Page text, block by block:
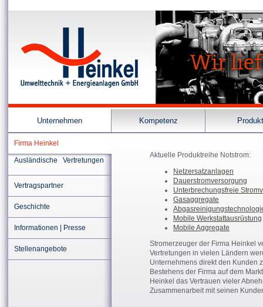
Unternehmen Kompetenz
Firma Heinkel
Ausländische Vertretungen
Vertragspartner
Geschichte
Informationen | Presse
Stellenangebote
Aktuelle Produktreihe Notstrom:
Netzersatzanlagen
Dauerstromversorgung
Unterbrechungsfreie
Gasaggregate
Mobile Werkstattausrüstung
Mobile Aggregate
Stromerzeuger der Firma Heinkel
Vertretungen in vielen Ländern
Unternehmens direkt den Kunden
Bestehens der Firma auf dem
Heinkel das Vertrauen vieler
Zusammenarbeit mit seinen